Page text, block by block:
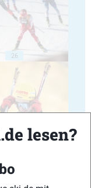
26
28 lesen?